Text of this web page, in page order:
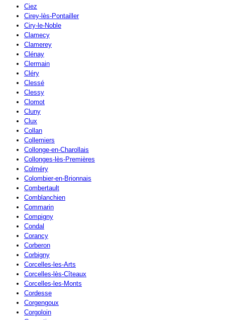
Ciez
Cirey-lès-Pontailler
Ciry-le-Noble
Clamecy
Clamerey
Clénay
Clermain
Cléry
Clessé
Clessy
Clomot
Cluny
Clux
Collan
Collemiers
Collonge-en-Charollais
Collonges-lès-Premières
Colméry
Colombier-en-Brionnais
Combertault
Comblanchien
Commarin
Compigny
Condal
Corancy
Corberon
Corbigny
Corcelles-les-Arts
Corcelles-lès-Cîteaux
Corcelles-les-Monts
Cordesse
Corgengoux
Corgoloin